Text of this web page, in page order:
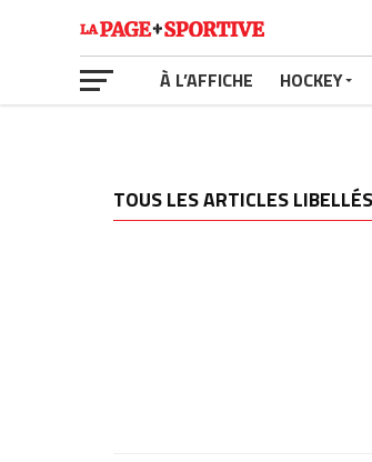
À L’AFFICHE HOCKEY
TOUS LES ARTICLES